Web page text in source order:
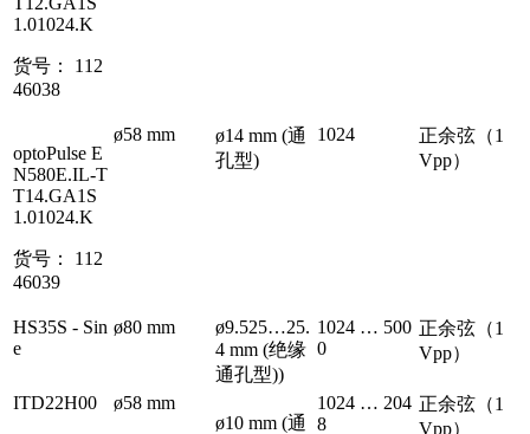
1.01024.K
货号： 112
46038
optoPulse E
N580E.IL-T
T14.GA1S
1.01024.K
货号： 112
46039
ø58 mm
ø14 mm (通
孔型)
1024
正余弦（1
Vpp）
HS35S - Sin
e
ø80 mm
ø9.525…25.
4 mm (绝缘
通孔型))
1024 … 500
0
正余弦（1
Vpp）
ITD22H00
ø58 mm
ø10 mm (通
1024 … 204
8
正余弦（1
Vpp）